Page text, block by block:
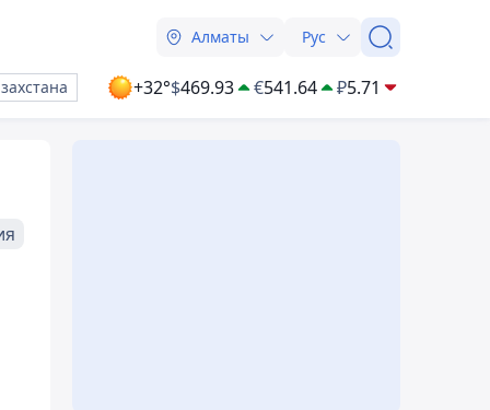
Алматы Рус
+32°$469.93 €541.64 ₽5.71